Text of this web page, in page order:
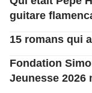
guitare
15 romans qui
Fondation
Jeunesse 2026